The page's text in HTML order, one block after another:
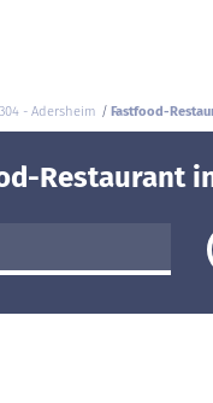
- Adersheim Fastfood-
Restaurant